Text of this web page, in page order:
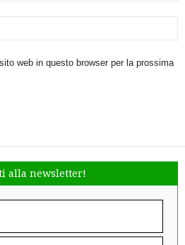
web in questo browser per la prossima
alla newsletter!